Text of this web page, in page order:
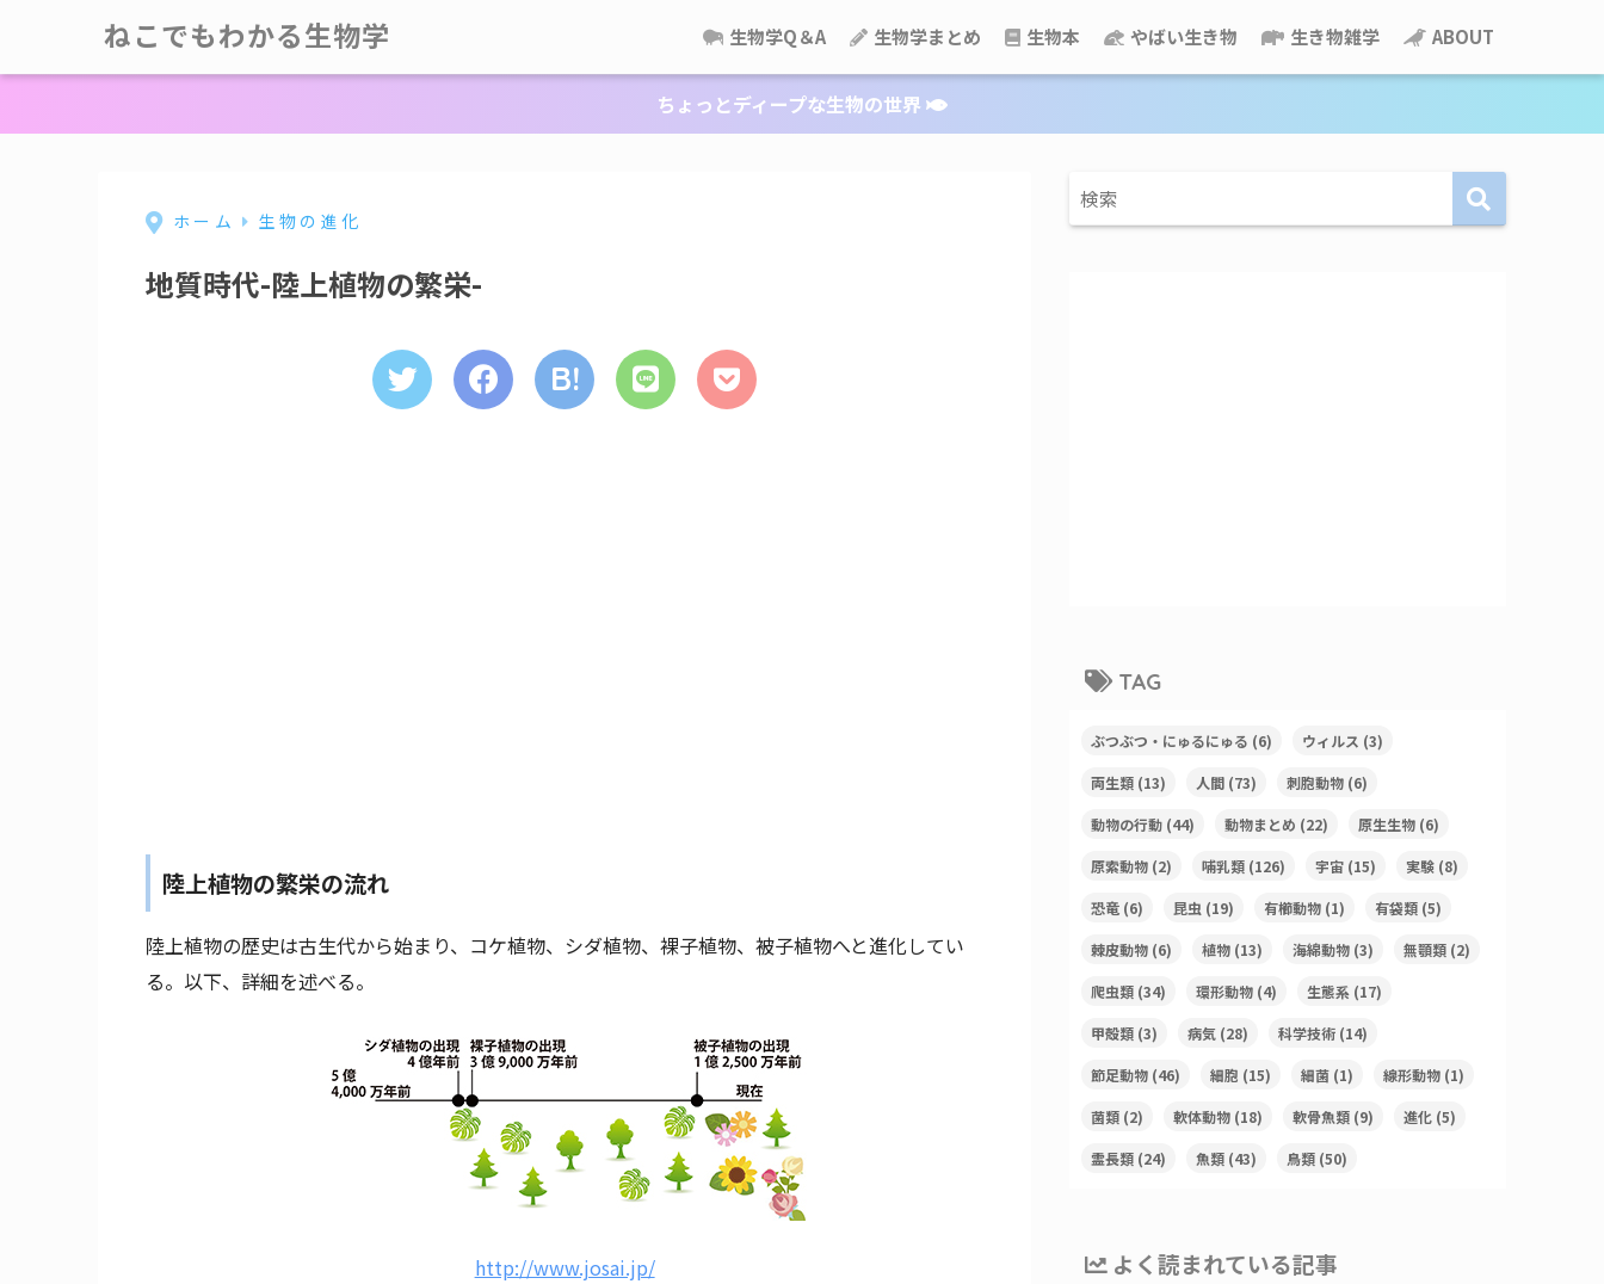
ねこでもわかる生物学 生物学Q＆A 生物学まとめ 生物本 やばい生き物 生き物雑学 ABOUT
ちょっとディープな生物の世界
ホーム 生物の進化
地質時代-陸上植物の繁栄-
陸上植物の繁栄の流れ
陸上植物の歴史は古生代から始まり、コケ植物、シダ植物、裸子植物、被子植物へと進化してい
る。以下、詳細を述べる。
http://www.josai.jp/
TAG
ぶつぶつ・にゅるにゅる (6) ウィルス (3)
両生類 (13) 人間 (73) 刺胞動物 (6)
動物の行動 (44) 動物まとめ (22) 原生生物 (6)
原索動物 (2) 哺乳類 (126) 宇宙 (15) 実験 (8)
恐竜 (6) 昆虫 (19) 有櫛動物 (1) 有袋類 (5)
棘皮動物 (6) 植物 (13) 海綿動物 (3) 無顎類 (2)
爬虫類 (34) 環形動物 (4) 生態系 (17)
甲殻類 (3) 病気 (28) 科学技術 (14)
節足動物 (46) 細胞 (15) 細菌 (1) 線形動物 (1)
菌類 (2) 軟体動物 (18) 軟骨魚類 (9) 進化 (5)
霊長類 (24) 魚類 (43) 鳥類 (50)
よく読まれている記事